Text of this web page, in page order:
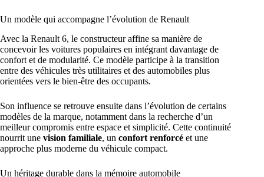
Un modèle qui accompagne l’évolution de Renault
Avec la Renault 6, le constructeur affine sa manière de
concevoir les voitures populaires en intégrant davantage de
confort et de modularité. Ce modèle participe à la transition
entre des véhicules très utilitaires et des automobiles plus
orientées vers le bien-être des occupants.
Son influence se retrouve ensuite dans l’évolution de certains
modèles de la marque, notamment dans la recherche d’un
meilleur compromis entre espace et simplicité. Cette continuité
nourrit une vision familiale, un confort renforcé et une
approche plus moderne du véhicule compact.
Un héritage durable dans la mémoire automobile